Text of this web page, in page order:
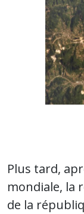
Plus tard,
mondiale, la
de la